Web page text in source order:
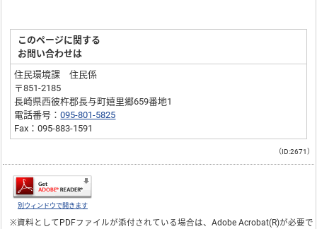
このページに関する
お問い合わせは
住民環境課 住民係
〒851-2185
長崎県西彼杵郡長与町嬉里郷659番地1
電話番号：095-801-5825
Fax：095-883-1591
（ID:2671）
別ウィンドウで開きます
※資料としてPDFファイルが添付されている場合は、Adobe Acrobat(R)が必要で